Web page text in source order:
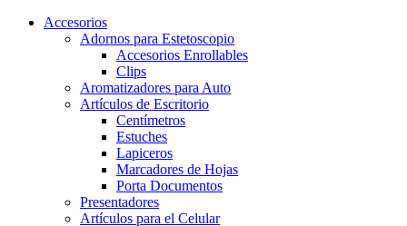
Accesorios
Adornos para Estetoscopio
Accesorios Enrollables
Clips
Aromatizadores para Auto
Artículos de Escritorio
Centímetros
Estuches
Lapiceros
Marcadores de Hojas
Porta Documentos
Presentadores
Artículos para el Celular